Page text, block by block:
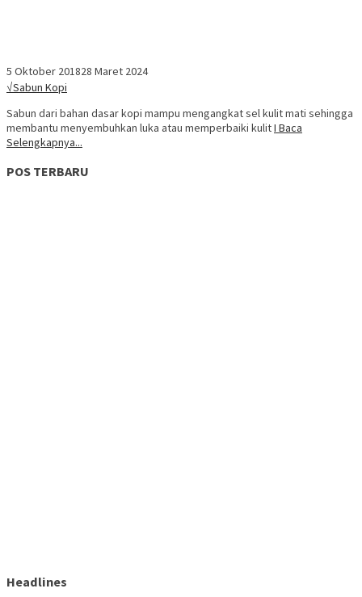
5 Oktober 201828 Maret 2024
√Sabun Kopi
Sabun dari bahan dasar kopi mampu mengangkat sel kulit mati sehingga
membantu menyembuhkan luka atau memperbaiki kulitI Baca
Selengkapnya...
POS TERBARU
Headlines